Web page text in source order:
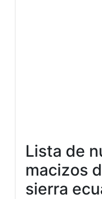
Lista de
macizos
sierra